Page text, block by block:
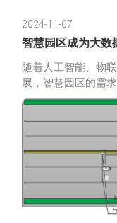
2024-11-07
智慧园区成为大数
随着人工智能、物
展，智慧园区的需